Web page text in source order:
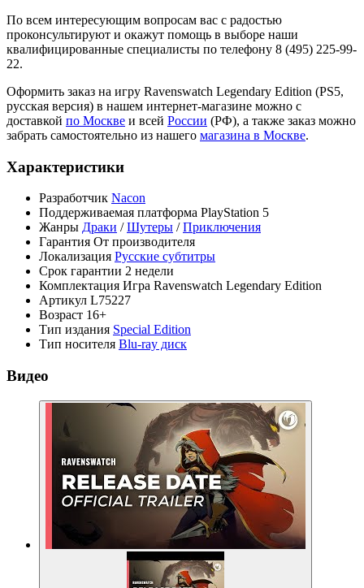
По всем интересующим вопросам вас с радостью
проконсультируют и окажут помощь в выборе наши
квалифицированные специалисты по телефону 8 (495) 225-99-
22.
Оформить заказ на игру Ravenswatch Legendary Edition (PS5,
русская версия) в нашем интернет-магазине можно с
доставкой по Москве и всей России (РФ), а также заказ можно
забрать самостоятельно из нашего магазина в Москве.
Характеристики
Разработчик Nacon
Поддерживаемая платформа PlayStation 5
Жанры Драки /Шутеры /Приключения
Гарантия От производителя
Локализация Русские субтитры
Срок гарантии 2 недели
Комплектация Игра Ravenswatch Legendary Edition
Артикул L75227
Возраст 16+
Тип издания Special Edition
Тип носителя Blu-ray диск
Видео